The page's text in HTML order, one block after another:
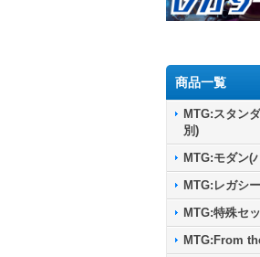
商品一覧
MTG:スタン
別)
MTG:モダン(
MTG:レガシ
MTG:特殊セ
MTG:From